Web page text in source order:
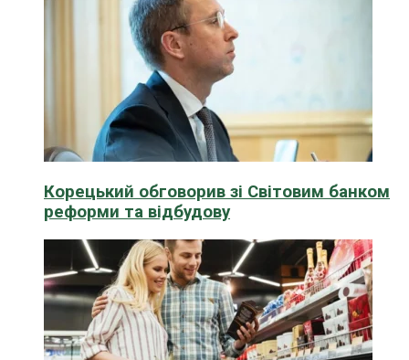
Корецький обговорив зі Світовим банком
реформи та відбудову